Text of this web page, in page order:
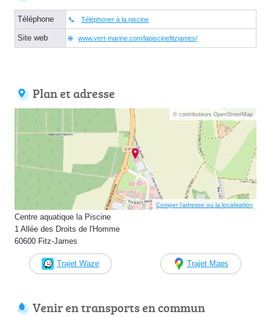
Téléphone Téléphoner à la piscine
Site web www.vert-marine.com/lapiscinefitzjames/
Plan et adresse
© contributeurs OpenStreetMap
Corriger l’adresse ou la localisation
Centre aquatique la Piscine
1 Allée des Droits de l'Homme
60600 Fitz-James
Trajet Waze Trajet Maps
Venir en transports en commun